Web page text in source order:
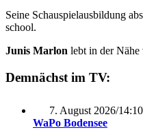
Seine Schauspielausbildung
school.
Junis Marlon lebt in der
Demnächst im TV:
7. August 2026/
WaPo Bodensee